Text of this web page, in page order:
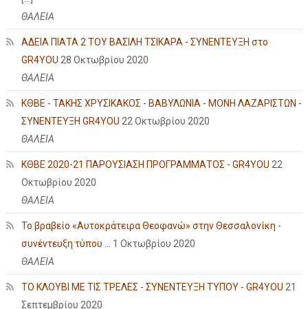
ΘΑΛΕΙΑ
ΑΔΕΙΑ ΠΙΑΤΑ 2 ΤΟΥ ΒΑΣΙΛΗ ΤΣΙΚΑΡΑ - ΣΥΝΕΝΤΕΥΞΗ στο
GR4YOU 28 Οκτωβρίου 2020
ΘΑΛΕΙΑ
ΚΘΒΕ - ΤΑΚΗΣ ΧΡΥΣΙΚΑΚΟΣ - ΒΑΒΥΛΩΝΙΑ - ΜΟΝΗ ΛΑΖΑΡΙΣΤΩΝ -
ΣΥΝΕΝΤΕΥΞΗ GR4YOU 22 Οκτωβρίου 2020
ΘΑΛΕΙΑ
ΚΘΒΕ 2020-21 ΠΑΡΟΥΣΙΑΣΗ ΠΡΟΓΡΑΜΜΑΤΟΣ - GR4YOU 22
Οκτωβρίου 2020
ΘΑΛΕΙΑ
Το βραβείο «Αυτοκράτειρα Θεοφανώ» στην Θεσσαλονίκη -
συνέντευξη τύπου ...
1 Οκτωβρίου 2020
ΘΑΛΕΙΑ
ΤΟ ΚΛΟΥΒΙ ΜΕ ΤΙΣ ΤΡΕΛΕΣ - ΣΥΝΕΝΤΕΥΞΗ ΤΥΠΟΥ - GR4YOU 21
Σεπτεμβρίου 2020